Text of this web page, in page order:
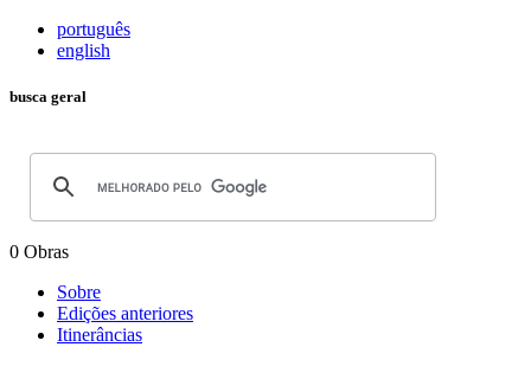
português
english
busca geral
0 Obras
Sobre
Edições anteriores
Itinerâncias